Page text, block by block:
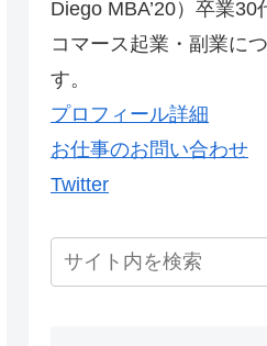
Diego MBA’20）卒業
コマース起業・副業に
す。
プロフィール詳細
お仕事のお問い合わせ
Twitter